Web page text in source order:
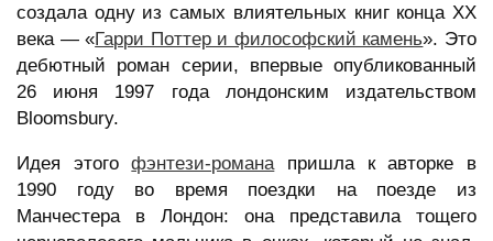
создала одну из самых влиятельных книг конца XX
века — «Гарри Поттер и философский камень». Это
дебютный роман серии, впервые опубликованный
26 июня 1997 года лондонским издательством
Bloomsbury.
Идея этогофэнтези-романа пришла к авторке в
1990 году во время поездки на поезде из
Манчестера в Лондон: она представила тощего